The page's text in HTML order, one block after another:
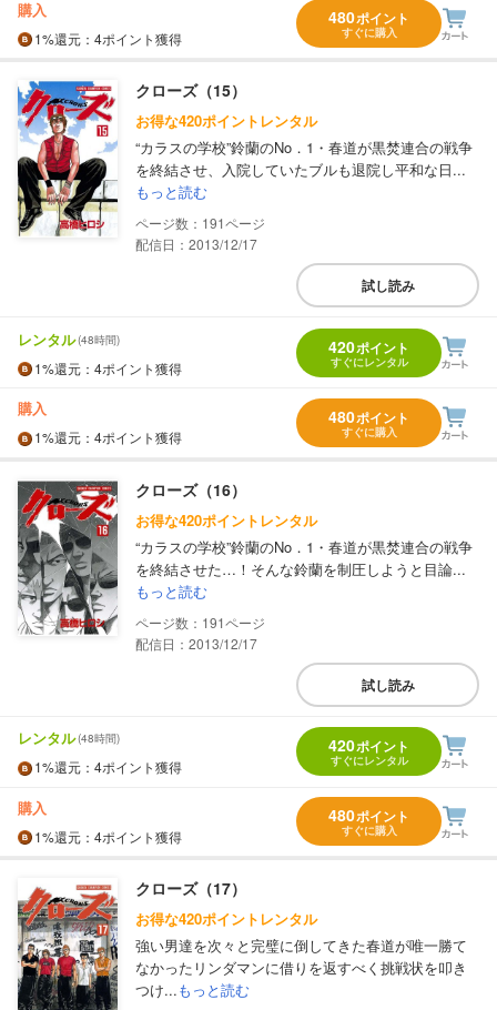
購入
1%還元 ：4ポイント獲得
480ポイント
すぐに購入
クローズ（15）
お得な420ポイントレンタル
“カラスの学校”鈴蘭のNo．1・春道が黒焚連合の戦争
を終結させ、入院していたブルも退院し平和な日...
もっと読む
191
配信日：2013/12/17
試し読み
レンタル(48時間)
1%還元 ：4ポイント獲得
420ポイント
すぐにレンタル
購入
1%還元 ：4ポイント獲得
480ポイント
すぐに購入
クローズ（16）
お得な420ポイントレンタル
“カラスの学校”鈴蘭のNo．1・春道が黒焚連合の戦争
を終結させた…！そんな鈴蘭を制圧しようと目論...
もっと読む
191
配信日：2013/12/17
試し読み
レンタル(48時間)
1%還元 ：4ポイント獲得
420ポイント
すぐにレンタル
購入
1%還元 ：4ポイント獲得
480ポイント
すぐに購入
クローズ（17）
お得な420ポイントレンタル
強い男達を次々と完璧に倒してきた春道が唯一勝て
なかったリンダマンに借りを返すべく挑戦状を叩き
つけ...もっと読む